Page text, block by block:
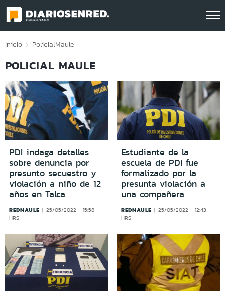
Click acá para ir directamente al contenido
Inicio PolicialMaule
POLICIAL MAULE
PDI indaga detalles
sobre denuncia por
presunto secuestro y
violación a niño de 12
años en Talca
REDMAULE
25/05/2022 - 15:58
HRS
Estudiante de la
escuela de PDI fue
formalizado por la
presunta violación a
una compañera
REDMAULE
25/05/2022 - 12:43
HRS